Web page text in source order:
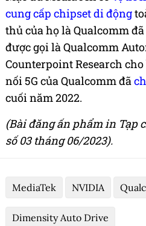
cung cấp chipset di động
thủ của họ là Qualcomm
được gọi là Qualcomm
Counterpoint Research
nối 5G của Qualcomm đã
cuối năm 2022.
(Bài đăng ấn phẩm in Tạp
số 03 tháng 06/2023).
MediaTek NVIDIA
Dimensity Auto Drive